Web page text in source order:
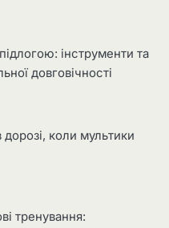
інструменти та
довговічності
коли мультики
тренування: